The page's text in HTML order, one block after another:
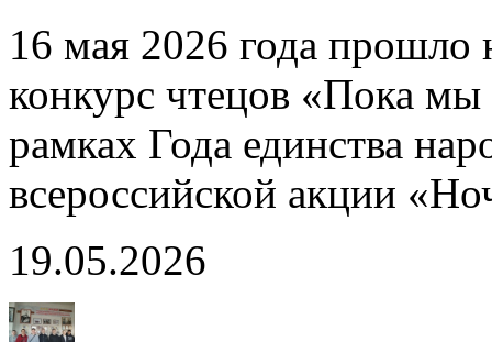
16 мая 2026 года прошло
конкурс чтецов «Пока
рамках Года единства
всероссийской акции
19.05.2026